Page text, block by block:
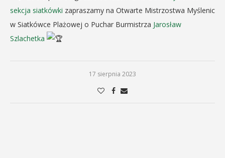
sekcja siatkówki zapraszamy na Otwarte Mistrzostwa Myślenic
w Siatkówce Plażowej o Puchar Burmistrza Jarosław
Szlachetka
17 sierpnia 2023